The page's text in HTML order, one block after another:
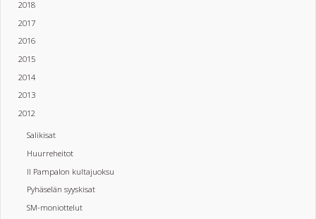
2018
2017
2016
2015
2014
2013
2012
Salikisat
Huurreheitot
II Pampalon kultajuoksu
Pyhäselän syyskisat
SM-moniottelut